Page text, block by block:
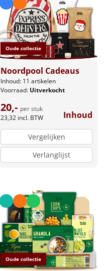
Oude collectie
Noordpool Cadeaus
Inhoud: 11 artikelen
Voorraad: Uitverkocht
20,- per stuk
23,32 incl. BTW Inhoud
Vergelijken
Verlanglijst
Oude collectie